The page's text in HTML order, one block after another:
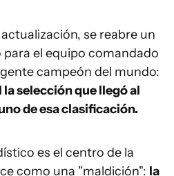
se reabre un
el equipo comandado
campeón del mundo:
selección que llegó al
de esa clasificación.
es el centro de la
como una "maldición": la